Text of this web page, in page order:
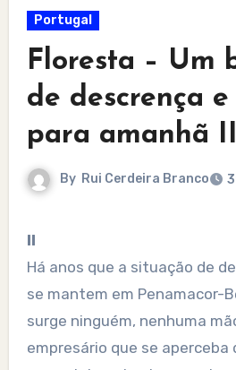
Portugal
Floresta – Um
de descrença
para amanhã
By Rui Cerdeira Branco
II
Há anos que a situação de
se mantem em Penamacor-
surge ninguém, nenhuma
empresário que se aperceba